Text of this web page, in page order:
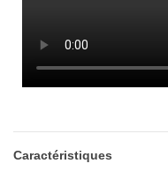
Caractéristiques